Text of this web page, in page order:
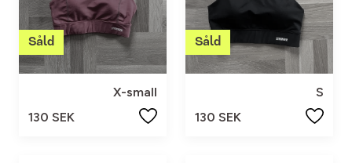
X-small
130 SEK
S
130 SEK